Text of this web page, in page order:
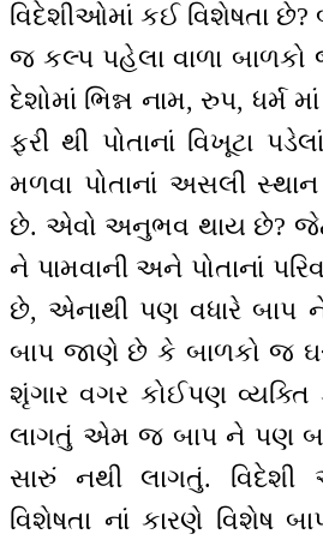
વિદેશીઓમાં કઈ વિશેષતા છે?
જ કલ્પ પહેલા વાળા
દેશોમાં ભિન્ન નામ, રુપ, ધર્મ
ફરી થી પોતાનાં વિખૂટા
મળવા પોતાનાં અસલી
છે. એવો અનુભવ થાય છે?
ને પામવાની અને પોતાનાં
છે, એનાથી પણ વધારે બાપ
બાપ જાણે છે કે બાળકો જ
શૃંગાર વગર કોઈપણ
લાગતું એમ જ બાપ ને પણ
સારું નથી લાગતું.
વિશેષતા નાં કારણે વિશેષ